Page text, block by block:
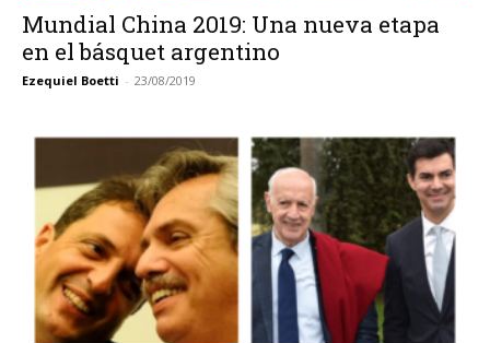
Mundial China 2019: Una nueva etapa
en el básquet argentino
Ezequiel Boetti - 23/08/2019